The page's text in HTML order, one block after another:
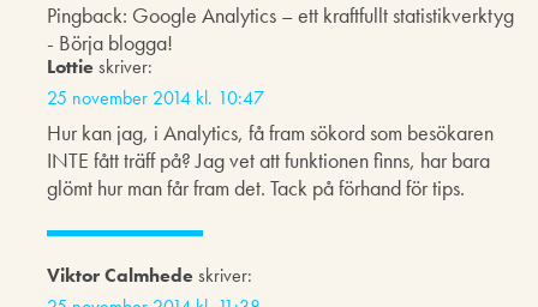
Pingback: Google Analytics – ett kraftfullt statistikverktyg
- Börja blogga!
Lottieskriver:
25 november 2014 kl. 10:47
Hur kan jag, i Analytics, få fram sökord som besökaren
INTE fått träff på? Jag vet att funktionen finns, har bara
glömt hur man får fram det. Tack på förhand för tips.
Viktor Calmhedeskriver: